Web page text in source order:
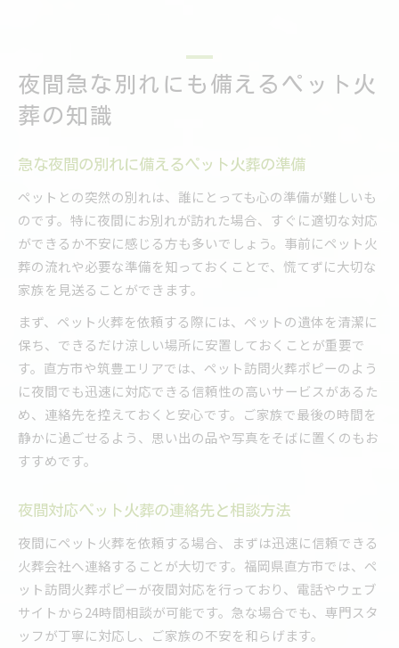
夜間急な別れにも備えるペット火
葬の知識
急な夜間の別れに備えるペット火葬の準備
ペットとの突然の別れは、誰にとっても心の準備が難しいも
のです。特に夜間にお別れが訪れた場合、すぐに適切な対応
ができるか不安に感じる方も多いでしょう。事前にペット火
葬の流れや必要な準備を知っておくことで、慌てずに大切な
家族を見送ることができます。
まず、ペット火葬を依頼する際には、ペットの遺体を清潔に
保ち、できるだけ涼しい場所に安置しておくことが重要で
す。直方市や筑豊エリアでは、ペット訪問火葬ポピーのよう
に夜間でも迅速に対応できる信頼性の高いサービスがあるた
め、連絡先を控えておくと安心です。ご家族で最後の時間を
静かに過ごせるよう、思い出の品や写真をそばに置くのもお
すすめです。
夜間対応ペット火葬の連絡先と相談方法
夜間にペット火葬を依頼する場合、まずは迅速に信頼できる
火葬会社へ連絡することが大切です。福岡県直方市では、ペ
ット訪問火葬ポピーが夜間対応を行っており、電話やウェブ
サイトから24時間相談が可能です。急な場合でも、専門スタ
ッフが丁寧に対応し、ご家族の不安を和らげます。